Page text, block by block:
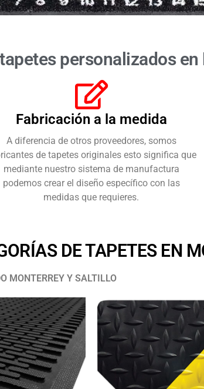
personalizados en
Fabricación a la medida
A diferencia de otros proveedores, somos
de tapetes originales esto significa que
mediante nuestro sistema de manufactura
podemos crear el diseño específico con las
medidas que requieres.
DE TAPETES EN
MONTERREY Y SALTILLO